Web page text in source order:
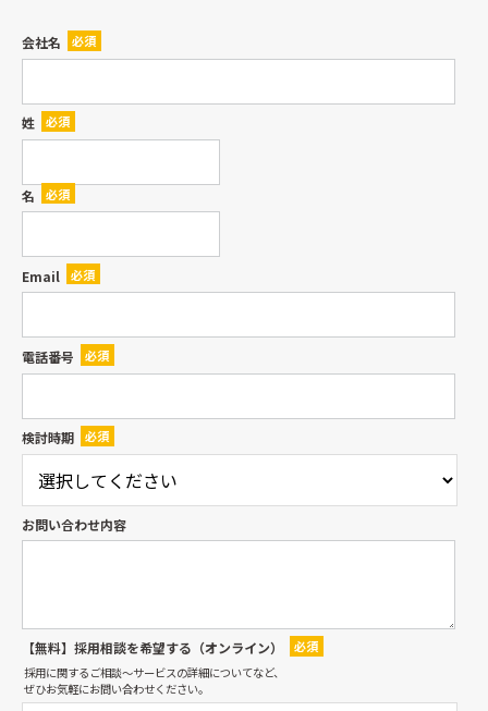
会社名
姓
名
Email
電話番号
検討時期
お問い合わせ内容
【無料】採用相談を希望する（オンライン）
採用に関するご相談〜サービスの詳細についてなど、
ぜひお気軽にお問い合わせください。